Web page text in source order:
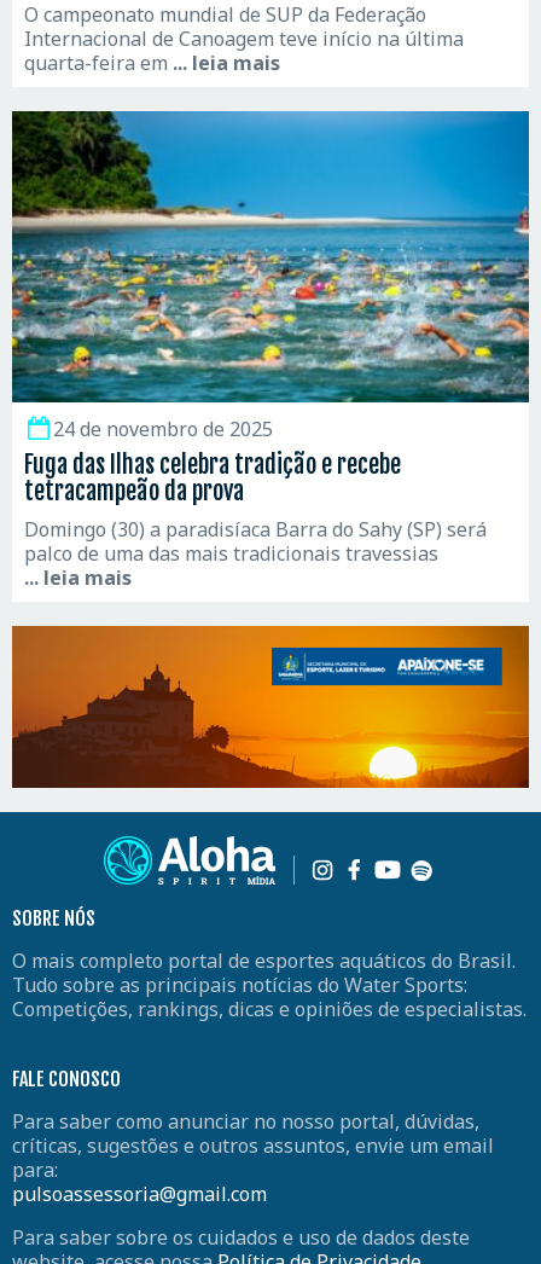
O campeonato mundial de SUP da Federação
Internacional de Canoagem teve início na última
quarta-feira em ... leia mais
24 de novembro de 2025
Fuga das Ilhas celebra tradição e recebe
tetracampeão da prova
Domingo (30) a paradisíaca Barra do Sahy (SP) será
palco de uma das mais tradicionais travessias
... leia mais
SOBRE NÓS
O mais completo portal de esportes aquáticos do Brasil.
Tudo sobre as principais notícias do Water Sports:
Competições, rankings, dicas e opiniões de especialistas.
FALE CONOSCO
Para saber como anunciar no nosso portal, dúvidas,
críticas, sugestões e outros assuntos, envie um email
para:
pulsoassessoria@gmail.com
Para saber sobre os cuidados e uso de dados deste